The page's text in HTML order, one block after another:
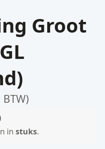
Groot
in stuks.